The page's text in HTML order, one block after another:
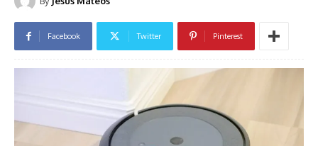
Facebook Twitter Pinterest